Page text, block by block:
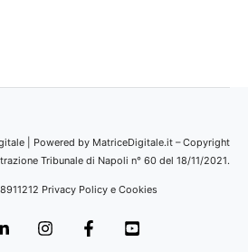
| Powered by MatriceDigitale.it – Copyright
Tribunale di Napoli n° 60 del 18/11/2021.
Privacy Policy e Cookies